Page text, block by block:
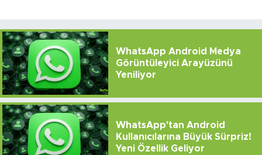
WhatsApp Android Medya
Görüntüleyici Arayüzünü
Yeniliyor
WhatsApp'tan Android
Kullanıcılarına Büyük Sürpriz!
Yeni Özellik Geliyor